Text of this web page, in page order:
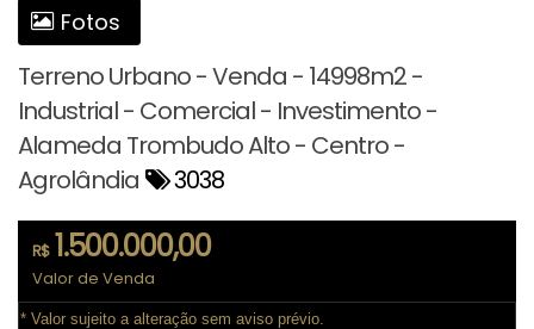
Fotos
Terreno Urbano - Venda - 14998m2 -
Industrial - Comercial - Investimento -
Alameda Trombudo Alto - Centro -
Agrolândia
3038
R$1.500.000,00
Valor de Venda
* Valor sujeito a alteração sem aviso prévio.